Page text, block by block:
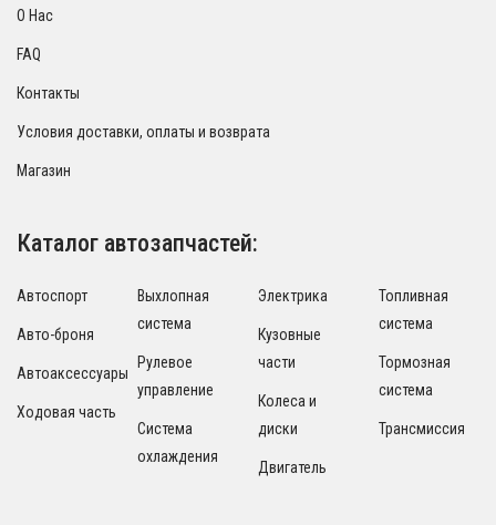
О Нас
FAQ
Контакты
Условия доставки, оплаты и возврата
Магазин
Каталог автозапчастей:
Автоспорт
Авто-броня
Автоаксессуары
Ходовая часть
Выхлопная
система
Рулевое
управление
Система
охлаждения
Электрика
Кузовные
части
Колеса и
диски
Двигатель
Топливная
система
Тормозная
система
Трансмиссия